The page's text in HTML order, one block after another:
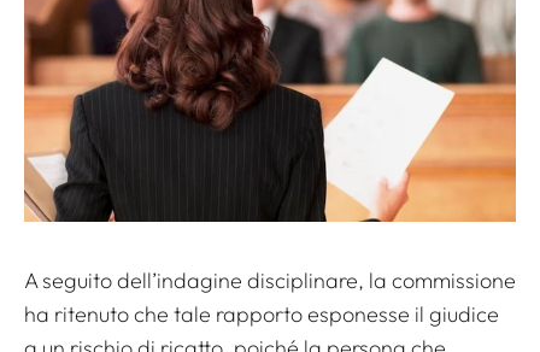
A seguito dell’indagine disciplinare, la commissione
ha ritenuto che tale rapporto esponesse il giudice